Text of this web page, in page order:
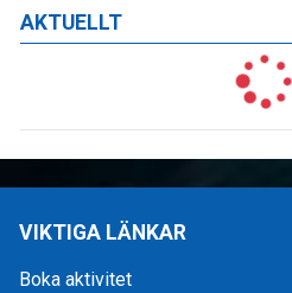
AKTUELLT
VIKTIGA LÄNKAR
Boka aktivitet